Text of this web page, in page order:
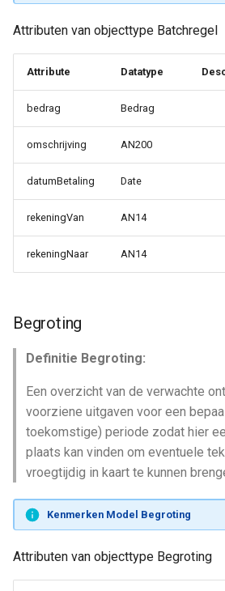
Attributen van objecttype Batchregel
Attribute Datatype
bedrag Bedrag
omschrijving AN200
datumBetaling Date
rekeningVan AN14
rekeningNaar AN14
Begroting
Definitie Begroting:
Een overzicht van de verwachte
voorziene uitgaven voor een
toekomstige) periode zodat hier
plaats kan vinden om eventuele
vroegtijdig in kaart te kunnen
Kenmerken Model Begroting
Attributen van objecttype Begroting